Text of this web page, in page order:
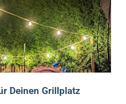
Deinen Grillplatz